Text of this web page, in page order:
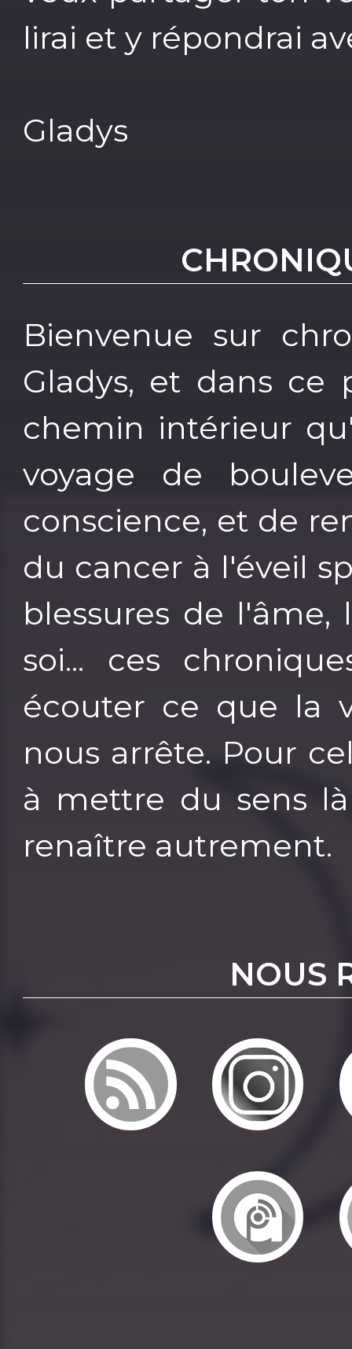
lirai et y répondrai
Gladys
Bienvenue sur
Gladys, et dans ce
chemin intérieur
voyage de
conscience, et de
du cancer à l'éveil
blessures de
soi... ces
écouter ce que la
nous arrête. Pour
à mettre du sens
renaître autrement.
NOUS